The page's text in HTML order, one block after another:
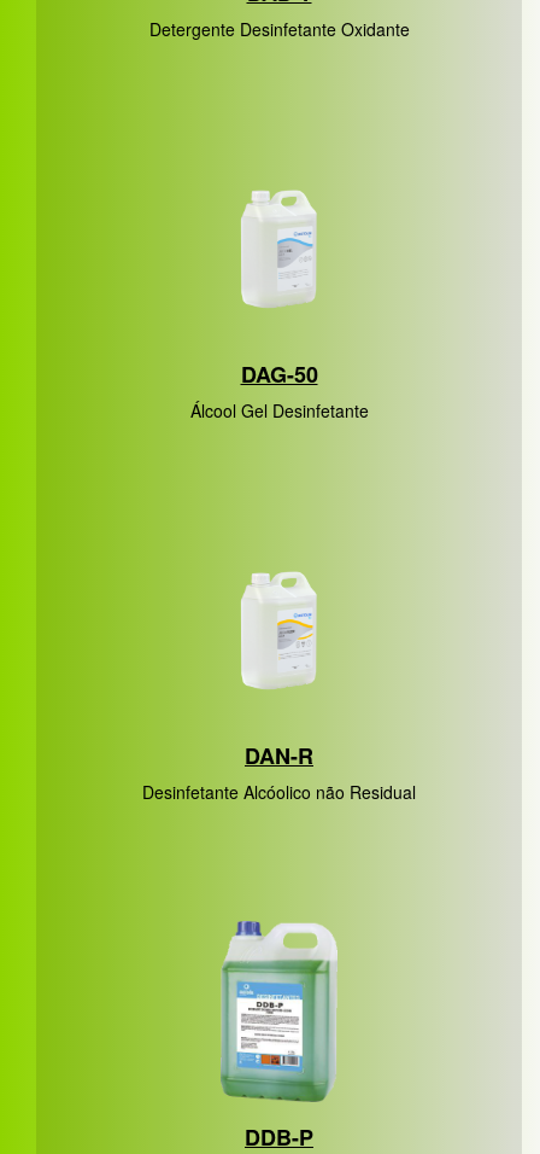
Detergente Desinfetante Oxidante
DAG-50
Álcool Gel Desinfetante
DAN-R
Desinfetante Alcóolico não Residual
DDB-P